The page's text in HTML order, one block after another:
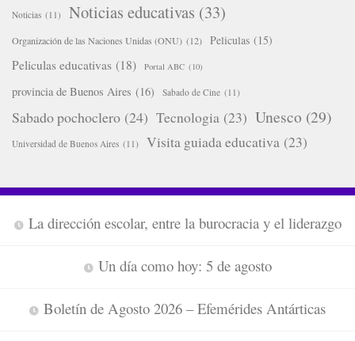
Noticias (11) Noticias educativas (33)
Organización de las Naciones Unidas (ONU) (12) Peliculas (15)
Peliculas educativas (18) Portal ABC (10)
provincia de Buenos Aires (16) Sabado de Cine (11)
Sabado pochoclero (24) Tecnologia (23) Unesco (29)
Universidad de Buenos Aires (11) Visita guiada educativa (23)
La dirección escolar, entre la burocracia y el liderazgo
Un día como hoy: 5 de agosto
Boletín de Agosto 2026 – Efemérides Antárticas